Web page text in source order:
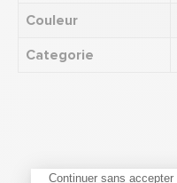
Couleur
Categorie